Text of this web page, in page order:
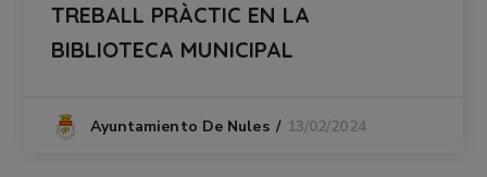
TREBALL PRÀCTIC EN LA
BIBLIOTECA MUNICIPAL
Ayuntamiento De Nules 13/02/2024